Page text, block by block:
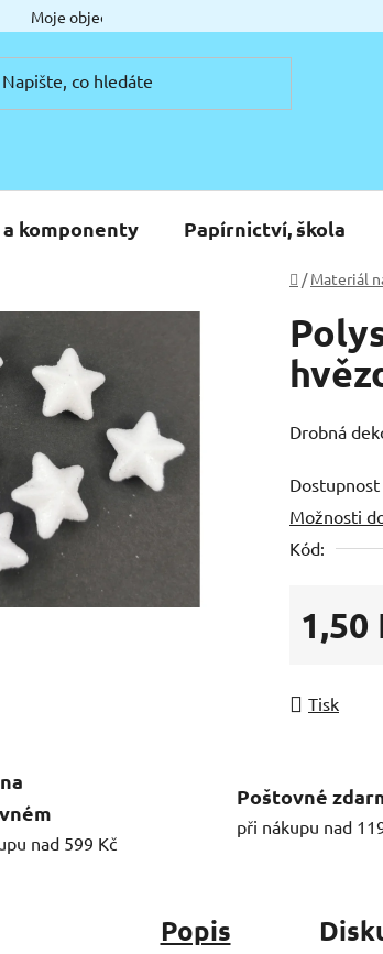
Moje objednávka
komponenty Papírnictví, škola
Domů
/ Materiál
Drobná
Dostupnost
Možnosti
Kód:
1,50
Tisk
nad 599 Kč
Poštovné
při nákupu nad
Popis